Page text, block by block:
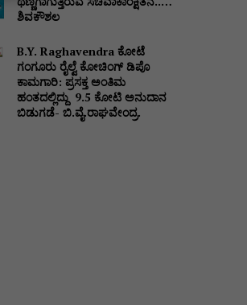
ಶಿವಕೌಶಲ
B.Y. Raghavendra ಕೋಟೆ
ಗಂಗೂರು ರೈಲ್ವೆ ಕೋಚಿಂಗ್ ಡಿಪೊ
ಕಾಮಗಾರಿ: ಪ್ರಸಕ್ತ ಅಂತಿಮ
ಹಂತದಲ್ಲಿದ್ದು ₹ 9.5 ಕೋಟಿ ಅನುದಾನ
ಬಿಡುಗಡೆ- ಬಿ.ವೈ.ರಾಘವೇಂದ್ರ.